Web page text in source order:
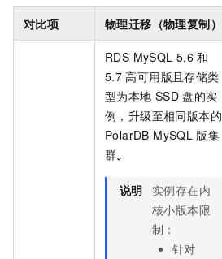
对比项 物理迁移（物理复制）
RDS MySQL 5.6 和
5.7 高可用版且存储类
型为本地 SSD 盘的实
例，升级至相同版本的
PolarDB MySQL 版集
群。
说明
实例存在内
核小版本限
制：
针对